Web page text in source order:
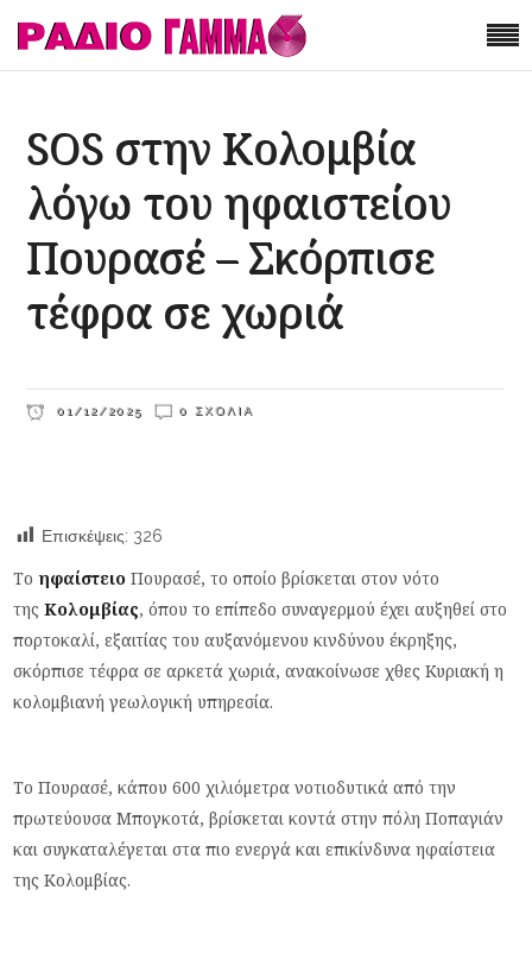
SOS στην Κολομβία
λόγω του ηφαιστείου
Πουρασέ – Σκόρπισε
τέφρα σε χωριά
01/12/2025 0 ΣΧΌΛΙΑ
Επισκέψεις: 326
ΤοηφαίστειοΠουρασέ, το οποίο βρίσκεται στον νότο
τηςΚολομβίας, όπου το επίπεδο συναγερμού έχει αυξηθεί στο
πορτοκαλί, εξαιτίας του αυξανόμενου κινδύνου έκρηξης,
σκόρπισε τέφρα σε αρκετά χωριά, ανακοίνωσε χθες Κυριακή η
κολομβιανή γεωλογική υπηρεσία.
Το Πουρασέ, κάπου 600 χιλιόμετρα νοτιοδυτικά από την
πρωτεύουσα Μπογκοτά, βρίσκεται κοντά στην πόλη Ποπαγιάν
και συγκαταλέγεται στα πιο ενεργά και επικίνδυνα ηφαίστεια
της Κολομβίας.